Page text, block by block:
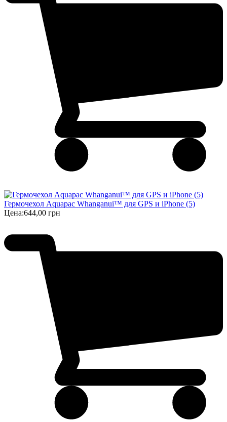
Гермочехол Aquapac Whanganui™ для GPS и iPhone (5)
Цена:644,00 грн